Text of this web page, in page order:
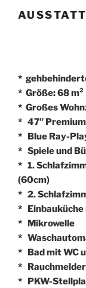
*
* Größe: 68 m²
* Großes
* 47″ Premium
* Blue Ray-
* Spiele und
* 1.
(60cm)
* 2.
* Einbauküche
* Mikrowelle
*
* Bad mit WC
* Rauchmelder
* PKW-